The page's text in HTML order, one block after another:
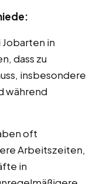
Jobarten in
dass zu
insbesondere
während
oft
Arbeitszeiten,
in